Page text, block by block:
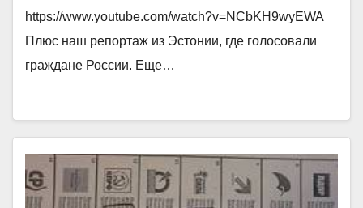
https://www.youtube.com/watch?v=NCbKH9wyEWA
Плюс наш репортаж из Эстонии, где голосовали
граждане России. Еще…